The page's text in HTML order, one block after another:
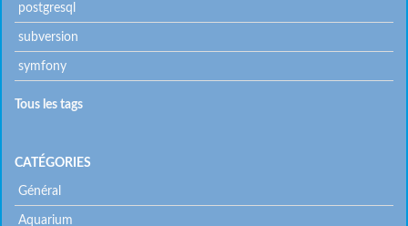
postgresql
subversion
symfony
Tous les tags
CATÉGORIES
Général
Aquarium